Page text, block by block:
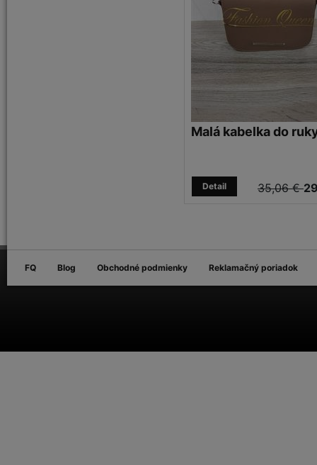
Malá kabelka do
35,06 €
Detail
FQ Blog Obchodné podmienky Reklamačný poriadok